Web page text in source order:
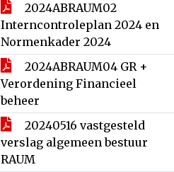
2024ABRAUM02
Interncontroleplan 2024 en
Normenkader 2024
2024ABRAUM04 GR +
Verordening Financieel
beheer
20240516 vastgesteld
verslag algemeen bestuur
RAUM